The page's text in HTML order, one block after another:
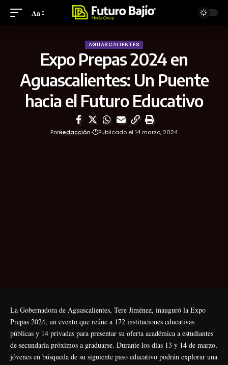
Aa
AGUASCALIENTES
Expo Prepas 2024 en
Aguascalientes: Un Puente
hacia el Futuro Educativo
PorRedacción Publicado el 14 marzo, 2024
La Gobernadora de Aguascalientes, Tere Jiménez, inauguró la Expo
Prepas 2024, un evento que reúne a 172 instituciones educativas
públicas y 14 privadas para presentar su oferta académica a estudiantes
de secundaria próximos a graduarse. Durante los días 13 y 14 de marzo,
jóvenes en búsqueda de su siguiente paso educativo podrán explorar una